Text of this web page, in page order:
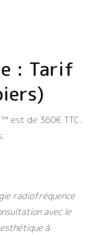
: Tarif
est de 360€ TTC.
radiofréquence
avec le
à